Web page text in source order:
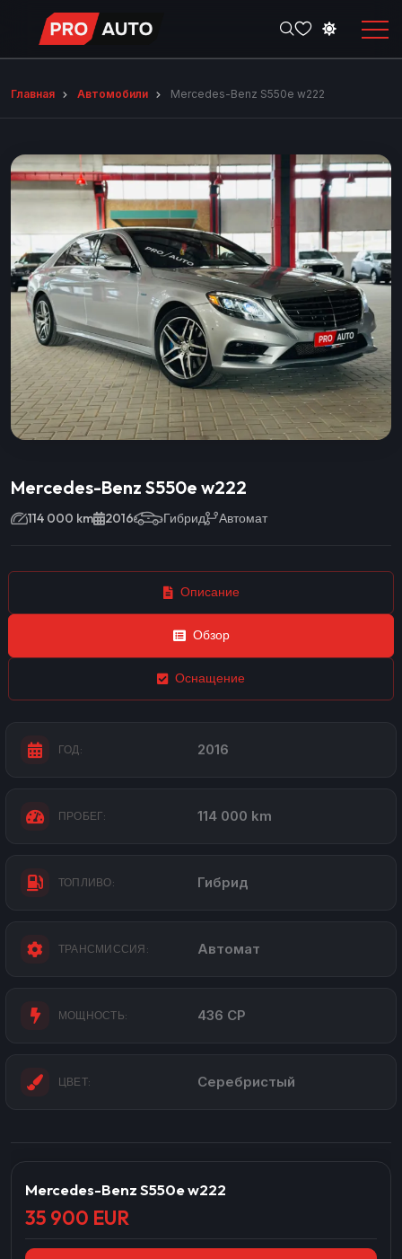
Главная Автомобили Mercedes-Benz S550e w222
Mercedes-Benz S550e w222
114 000 km 2016 Гибрид Автомат
Описание
Обзор
Оснащение
ГОД: 2016
ПРОБЕГ: 114 000 km
ТОПЛИВО: Гибрид
ТРАНСМИССИЯ: Автомат
МОЩНОСТЬ: 436 CP
ЦВЕТ: Серебристый
Mercedes-Benz S550e w222
35 900 EUR